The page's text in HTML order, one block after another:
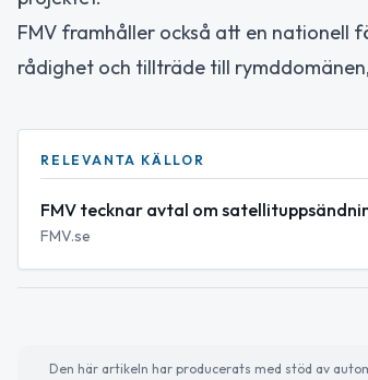
FMV framhåller också att en nationell
rådighet och tillträde till
RELEVANTA KÄLLOR
FMV tecknar avtal om
FMV.se
Den här artikeln har producerats med stöd av